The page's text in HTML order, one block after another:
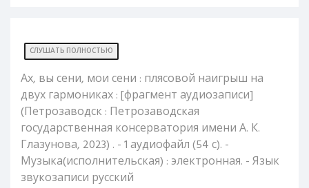
СЛУШАТЬ ПОЛНОСТЬЮ
Ах, вы сени, мои сени : плясовой наигрыш на
двух гармониках : [фрагмент аудиозаписи]
(Петрозаводск : Петрозаводская
государственная консерватория имени А. К.
Глазунова, 2023) . - 1 аудиофайл (54 с). -
Музыка(исполнительская) : электронная. - Язык
звукозаписи русский